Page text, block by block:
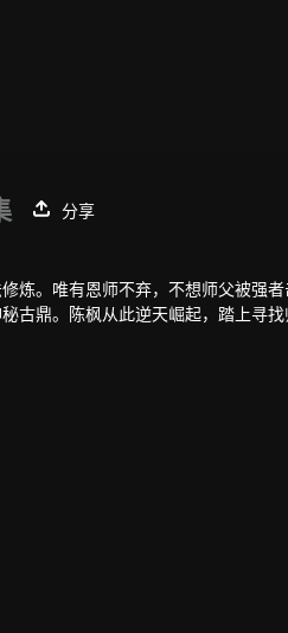
分享
炼。唯有恩师不弃，不想师父被强
古鼎。陈枫从此逆天崛起，踏上寻找